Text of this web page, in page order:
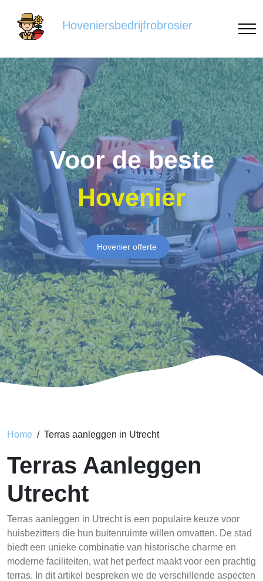
Hoveniersbedrijfrobrosier
Voor de beste
Hovenier
Hovenier offerte
Home Terras aanleggen in Utrecht
Terras Aanleggen
Utrecht
Terras aanleggen in Utrecht is een populaire keuze voor
huisbezitters die hun buitenruimte willen omvatten. De stad
biedt een unieke combinatie van historische charme en
moderne faciliteiten, wat het perfect maakt voor een prachtig
terras. In dit artikel bespreken we de verschillende aspecten